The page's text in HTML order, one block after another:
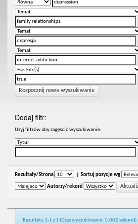
Rozpocznij nowe wyszukiwanie
Dodaj filtr:
Uzyj filtrów aby zagęścić wyszukiwanie.
Rezultaty/Strona Sortuj pozycje wg
Autorzy/rekord
Rezultaty 1-1 z 1 (Czas wyszukiwania: 0.002 sekund).